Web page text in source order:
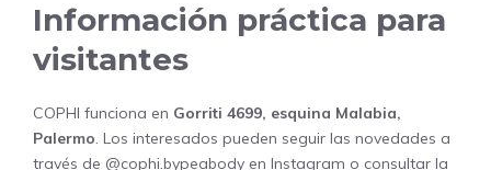
Información práctica para
visitantes
COPHI funciona en Gorriti 4699, esquina Malabia,
Palermo. Los interesados pueden seguir las novedades a
través de @cophi.bypeabody en Instagram o consultar la